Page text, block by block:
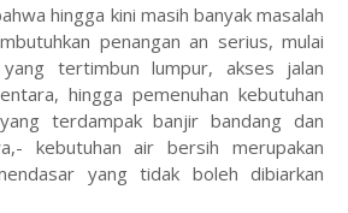
hingga kini masih banyak masalah
penangan an serius, mulai
tertimbun lumpur, akses jalan
hingga pemenuhan kebutuhan
terdampak banjir bandang dan
kebutuhan air bersih merupakan
yang tidak boleh dibiarkan